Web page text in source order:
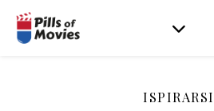
ISPIRARSI